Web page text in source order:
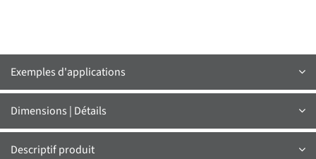
Exemples d'applications
Dimensions | Détails
Descriptif produit